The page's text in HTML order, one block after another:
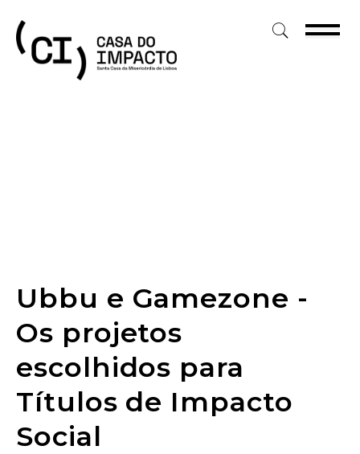
content
Ubbu e Gamezone -
Os projetos
escolhidos para
Títulos de Impacto
Social